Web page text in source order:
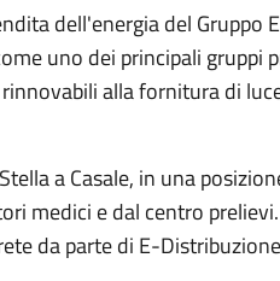
dell'energia del Gruppo
uno dei principali gruppi
alla fornitura di
a Casale, in una
medici e dal centro
da parte di E-